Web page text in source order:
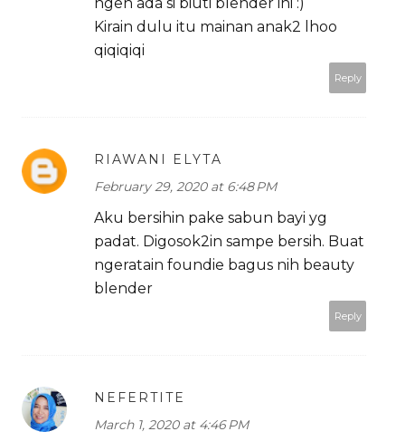
Kirain dulu itu mainan anak2 lhoo
qiqiqiqi
Reply
RIAWANI ELYTA
February 29, 2020 at 6:48 PM
Aku bersihin pake sabun bayi yg
padat. Digosok2in sampe bersih. Buat
ngeratain foundie bagus nih beauty
blender
Reply
NEFERTITE
March 1, 2020 at 4:46 PM